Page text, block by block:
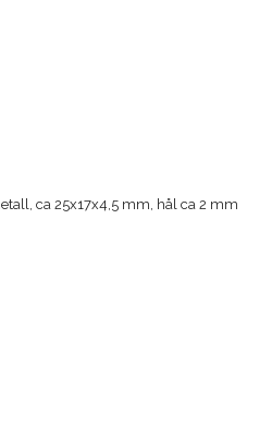
ca 25x17x4,5 mm, hål ca 2 mm